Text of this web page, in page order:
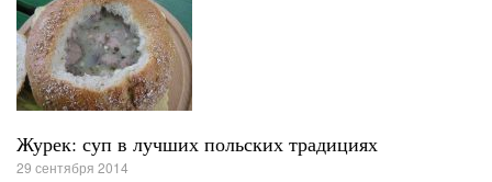
Журек: суп в лучших польских традициях
29 сентября 2014